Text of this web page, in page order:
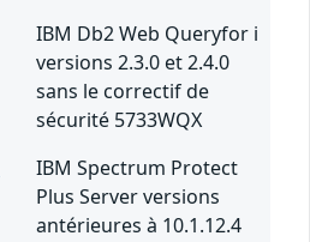
IBM Db2 Web Queryfor i
versions 2.3.0 et 2.4.0
sans le correctif de
sécurité 5733WQX
IBM Spectrum Protect
Plus Server versions
antérieures à 10.1.12.4